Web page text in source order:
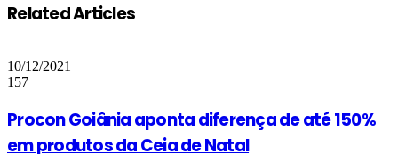
Related Articles
10/12/2021
157
Procon Goiânia aponta diferença de até 150%
em produtos da Ceia de Natal